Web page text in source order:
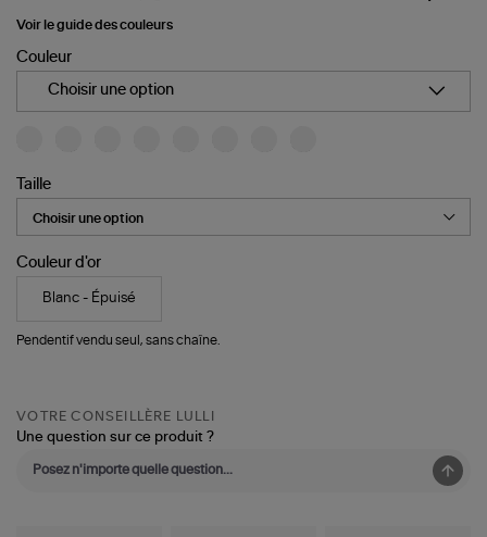
Voyage
Or
Blanc
Voir le guide des couleurs
Couleur
Choisir une option
Taille
Couleur d'or
Blanc - Épuisé
Pendentif vendu seul, sans chaîne.
VOTRE CONSEILLÈRE LULLI
Une question sur ce produit ?